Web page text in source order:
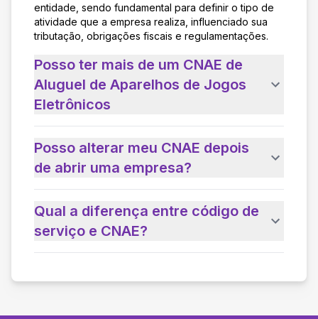
entidade, sendo fundamental para definir o tipo de
atividade que a empresa realiza, influenciado sua
tributação, obrigações fiscais e regulamentações.
Posso ter mais de um CNAE de
Aluguel de Aparelhos de Jogos
Eletrônicos
Posso alterar meu CNAE depois
de abrir uma empresa?
Qual a diferença entre código de
serviço e CNAE?